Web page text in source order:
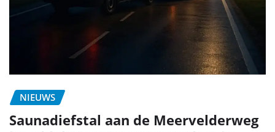
NIEUWS
Saunadiefstal aan de Meervelderweg